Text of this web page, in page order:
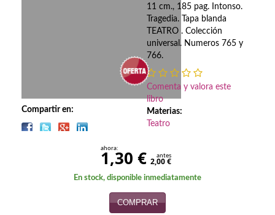
Cómic
Cuentos y relatos
Compartir en:
11 cm., 185 pag. Intonso.
Tragedia. Tapa blanda
TEATRO . Colección
universal. Numeros 765 y
766.
Comenta y valora este
libro
Materias:
Teatro
ahora:
1,30 € antes
2,00 €
En stock, disponible inmediatamente
COMPRAR